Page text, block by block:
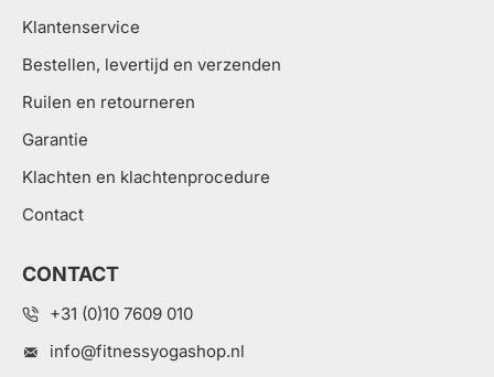
Klantenservice
Bestellen, levertijd en verzenden
Ruilen en retourneren
Garantie
Klachten en klachtenprocedure
Contact
CONTACT
+31 (0)10 7609 010
info@fitnessyogashop.nl